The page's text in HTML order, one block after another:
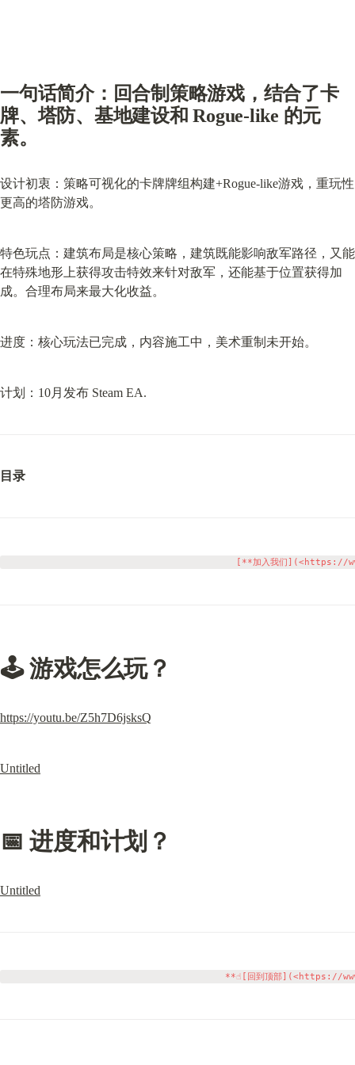
一句话简介：回合制策略游戏，结合了卡
牌、塔防、基地建设和 Rogue-like 的元
素。
设计初衷：策略可视化的卡牌牌组构建+Rogue-like游戏，重玩性
更高的塔防游戏。
特色玩点：建筑布局是核心策略，建筑既能影响敌军路径，又能
在特殊地形上获得攻击特效来针对敌军，还能基于位置获得加
成。合理布局来最大化收益。
进度：核心玩法已完成，内容施工中，美术重制未开始。
计划：10月发布 Steam EA.
目录
🕹️ 游戏怎么玩？
https://youtu.be/Z5h7D6jsksQ
Untitled
📅 进度和计划？
Untitled